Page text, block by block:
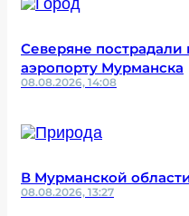
Северяне пострадали
аэропорту Мурманска
08.08.2026, 14:08
В Мурманской
08.08.2026, 13:27